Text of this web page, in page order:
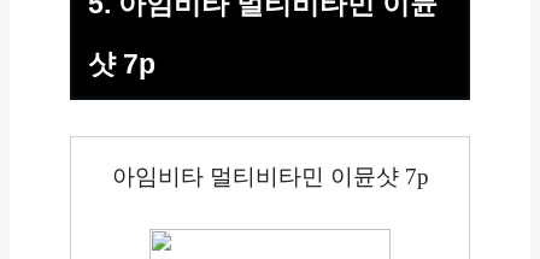
샷 7p
아임비타 멀티비타민 이뮨샷 7p